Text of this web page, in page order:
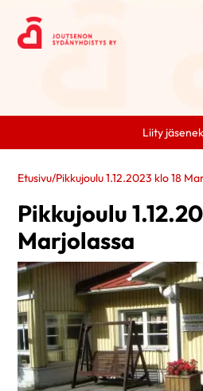
Liity
Etusivu/Pikkujoulu 1.12.2023 klo 18
Pikkujoulu
Marjolassa